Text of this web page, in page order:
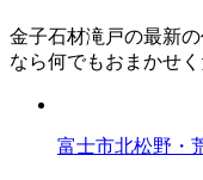
金子石材滝戸の最新
なら何でもおまかせく
富士市北松野・